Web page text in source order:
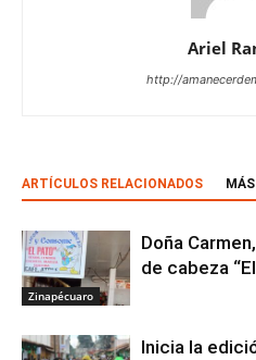
Ariel
http://
ARTÍCULOS RELACIONADOS
Zinapécuaro
Doña
de cabeza
Inicia la